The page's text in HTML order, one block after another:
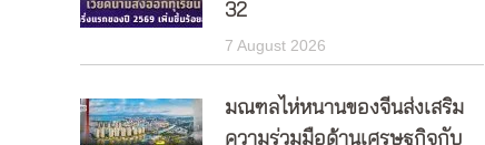
32
7 August 2026
มณฑลไห่หนานของจีนส่งเสริม
ความร่วมมือด้านเศรษฐกิจกับ